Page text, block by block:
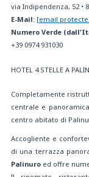
via Indipendenza, 52 •
E-Mail: [email
Numero Verde
+39 0974 931030
HOTEL 4 STELLE A
Completamente
centrale e
centro abitato di
Accogliente e
di una terrazza
Palinuro ed offre